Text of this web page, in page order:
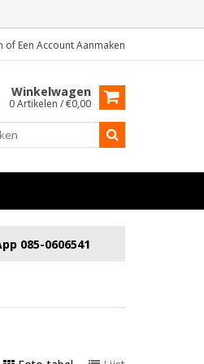
of Een Account Aanmaken
Winkelwagen
0 Artikelen / €0,00
085-0606541